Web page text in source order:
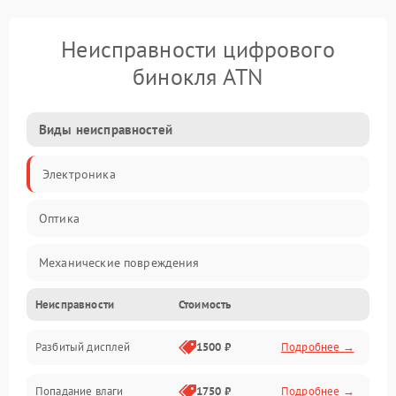
Неисправности цифрового
бинокля ATN
Виды неисправностей
Электроника
Оптика
Механические повреждения
Видео
Механика
Неисправности Стоимость
Разбитый дисплей 1500 ₽ Подробнее →
Попадание влаги 1750 ₽ Подробнее →